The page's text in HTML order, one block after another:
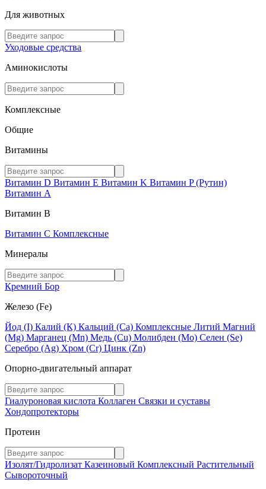
Для животных
Уходовые средства
Аминокислоты
Комплексные
Общие
Витамины
Витамин D Витамин E Витамин K Витамин P (Рутин)
Витамин А
Витамин В
Витамин C Комплексные
Минералы
Кремний Бор
Железо (Fe)
Йод (I) Калий (К) Кальций (Са) Комплексные Литий Магний
(Mg) Марганец (Mn) Медь (Сu) Молибден (Мо) Селен (Se)
Серебро (Ag) Хром (Cr) Цинк (Zn)
Опорно-двигательный аппарат
Гиалуроновая кислота Коллаген Связки и суставы
Хондопротекторы
Протеин
Изолят/Гидролизат Казеиновый Комплексный Растительный
Сывороточный